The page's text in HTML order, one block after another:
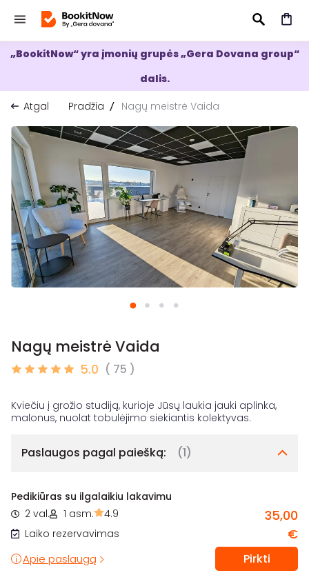
IEŠKOTI
„BookitNow“ yra įmonių grupės „Gera Dovana group“
dalis.
Atgal
Pradžia Nagų meistrė Vaida
Nagų meistrė Vaida
5.0 ( 75 )
Kviečiu į grožio studiją, kurioje Jūsų laukia jauki aplinka,
Paslaugos pagal paiešką: (1)
Pedikiūras su ilgalaikiu lakavimu
2 val.
1 asm.
4.9
Laiko rezervavimas
35,00
€
Apie paslaugą Pirkti